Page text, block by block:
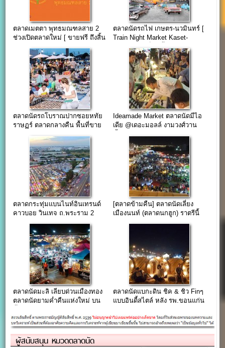
ตลาดเมตตา พุทธมณฑลสาย 2
ช่วงเปิดตลาดใหม่ [ ขายฟรี ถึงสิ้น
ตลาดนัดรถไฟ เกษตร-นวมินทร์ [
Train Night Market Kaset-
ตลาดนัดรถโบราณปากซอยหทัย
ราษฏร์ ตลาดกลางคืน พื้นที่ขาย
Ideamade Market ตลาดนัดมีไอ
เดีย @เดอะมอลล์ งามวงศ์วาน
ตลาดกระทุ่มแบนไนท์อินเทรนด์
คาวบอย วินเทจ ถ.พระราม 2
[ตลาดข้ามคืน] ตลาดนัดเลี่ยง
เมืองนนท์ (ตลาดนกฮูก) ราตรีนี้
ตลาดนัดมะลิ เลียบด่วนเมืองทอง
ตลาดนัดยามค่ำคืนแห่งใหม่ บน
ตลาดนัดแบกะดิน ชิค & ชิว Finๆ
แบบอินดี้สไตล์ หลัง รพ.ขอนแก่น
ผู้สนับสนุน หมวดตลาดนัด